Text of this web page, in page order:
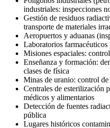
industriales: inspecciones
Gestión de residuos
transporte de materiales
Aeropuertos y aduanas
Laboratorios
Misiones espaciales:
Enseñanza y formación:
clases de física
Minas de uranio: control
Centrales de esterilización
médicos y alimentarios
Detección de fuentes
pública
Lugares históricos